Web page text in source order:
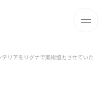
リアをリグナで美術協力させていた